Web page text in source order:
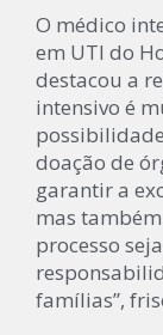
O médico
em UTI do
destacou a
intensivo é
doação de
garantir a
mas
processo
famílias”,